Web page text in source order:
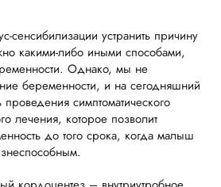
сенсибилизации устранить причину
какими-либо иными способами,
Однако, мы не
беременности, и на сегодняшний
симптоматического
лечения, которое позволит
до того срока, когда малыш